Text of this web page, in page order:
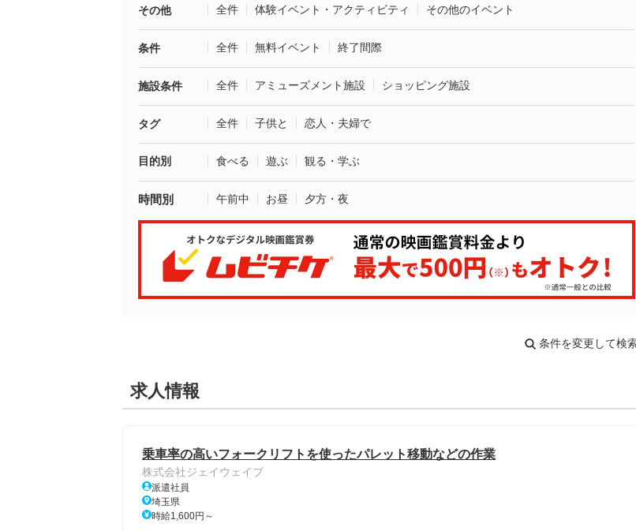
その他 全件 体験イベント・アクティビティ その他のイベント
条件 全件 無料イベント 終了間際
施設条件 全件 アミューズメント施設 ショッピング施設
タグ 全件 子供と 恋人・夫婦で
目的別 食べる 遊ぶ 観る・学ぶ
時間別 午前中 お昼 夕方・夜
条件を変更して検
求人情報
乗車率の高いフォークリフトを使ったパレット移動などの作業
株式会社ジェイウェイブ
派遣社員
埼玉県
時給1,600円～